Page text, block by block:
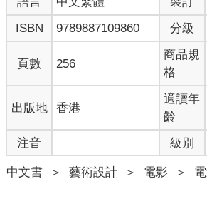
攝製影片的辦法，出租所有設備，代拍、
度收費，這種「包拍」制度，當時甚受一
中國影戲研究社的《閻瑞生》和新亞影片
就是由商務代拍的。
商務經辦電影事業，從它所訂的章程及設
的，尤其是所訂的「自製自銷」辦法，頗
是在「抵制外來有傷風化之品，冀為通俗
國，表彰吾國文化，稍減外人輕視之心，
（見一九一九年五月號《商務印書館通訊
種宗旨，到了後期，因與其他小規模的電
質，主要還是商務所拍的教育片、時事片
ISBN
9789887109860 分級
頁數 256
商品規
格
出版地 香港
適讀年
齡
注音 級別
中文書 ＞ 藝術設計 ＞ 電影 ＞